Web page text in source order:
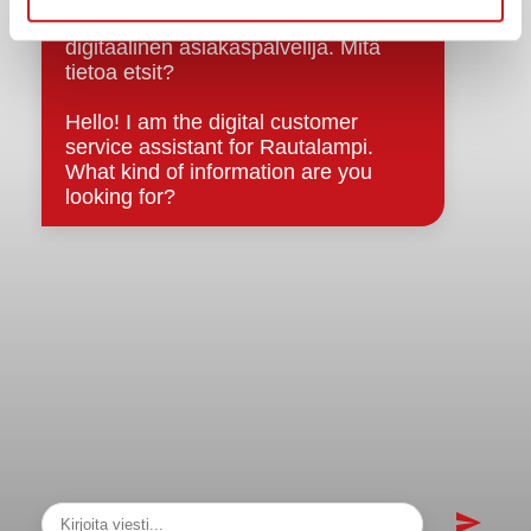
Strategiat, ohjelmat, ohjeet, suunnitelmat, säännöt ja
sopimukset
Asiakirjajulkisuuskuvaus
Evästeet
Saavutettavuusseloste
Tietosuoja
Tietosuojaselosteet